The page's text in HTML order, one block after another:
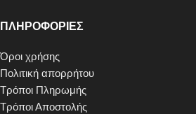
ΠΛΗΡΟΦΟΡΙΕΣ
Όροι χρήσης
Πολιτική απορρήτου
Τρόποι Πληρωμής
Τρόποι Αποστολής